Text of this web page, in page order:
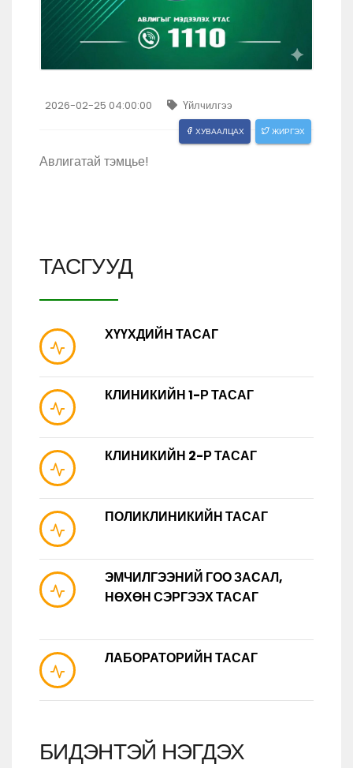
2026-02-25 04:00:00 Үйлчилгээ
ХУВААЛЦАХ ЖИРГЭХ
Авлигатай тэмцье᠋!
ТАСГУУД
ХҮҮХДИЙН ТАСАГ
КЛИНИКИЙН 1-Р ТАСАГ
КЛИНИКИЙН 2-Р ТАСАГ
ПОЛИКЛИНИКИЙН ТАСАГ
ЭМЧИЛГЭЭНИЙ ГОО ЗАСАЛ,
НӨХӨН СЭРГЭЭХ ТАСАГ
ЛАБОРАТОРИЙН ТАСАГ
БИДЭНТЭЙ НЭГДЭХ